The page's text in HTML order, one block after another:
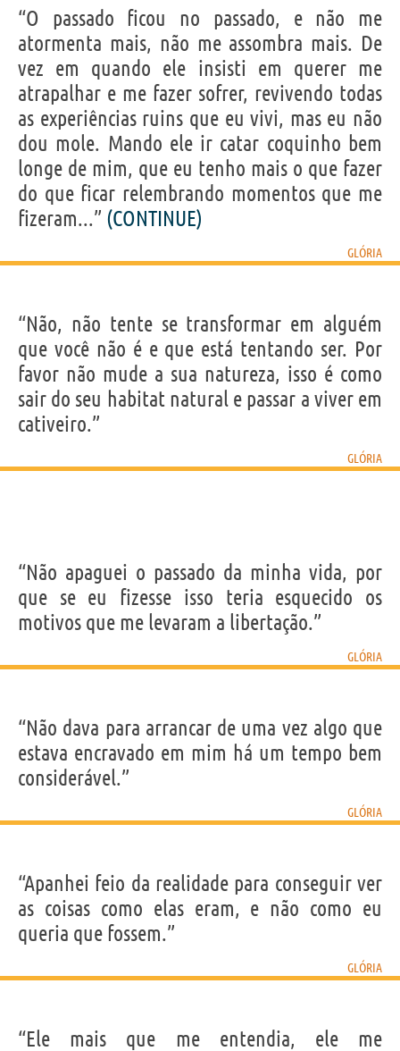
“O passado ficou no passado, e não me
atormenta mais, não me assombra mais. De
vez em quando ele insisti em querer me
atrapalhar e me fazer sofrer, revivendo todas
as experiências ruins que eu vivi, mas eu não
dou mole. Mando ele ir catar coquinho bem
longe de mim, que eu tenho mais o que fazer
do que ficar relembrando momentos que me
fizeram...” (CONTINUE)
GLÓRIA
“Não, não tente se transformar em alguém
que você não é e que está tentando ser. Por
favor não mude a sua natureza, isso é como
sair do seu habitat natural e passar a viver em
cativeiro.”
GLÓRIA
“Não apaguei o passado da minha vida, por
que se eu fizesse isso teria esquecido os
motivos que me levaram a libertação.”
GLÓRIA
“Não dava para arrancar de uma vez algo que
estava encravado em mim há um tempo bem
considerável.”
GLÓRIA
“Apanhei feio da realidade para conseguir ver
as coisas como elas eram, e não como eu
queria que fossem.”
GLÓRIA
“Ele mais que me entendia, ele me